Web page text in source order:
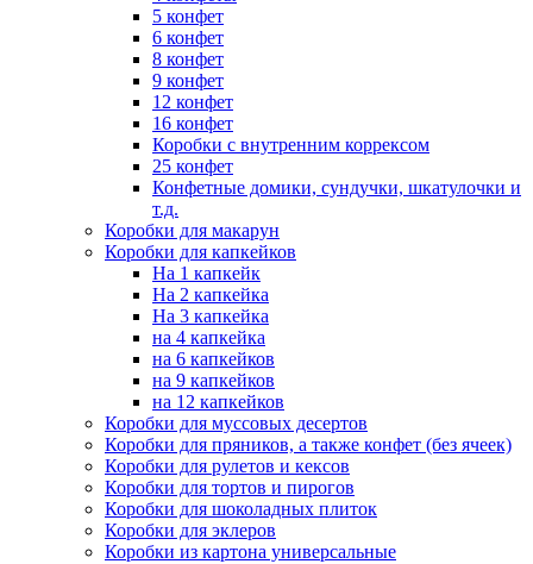
5 конфет
6 конфет
8 конфет
9 конфет
12 конфет
16 конфет
Коробки с внутренним коррексом
25 конфет
Конфетные домики, сундучки, шкатулочки и
т.д.
Коробки для макарун
Коробки для капкейков
На 1 капкейк
На 2 капкейка
На 3 капкейка
на 4 капкейка
на 6 капкейков
на 9 капкейков
на 12 капкейков
Коробки для муссовых десертов
Коробки для пряников, а также конфет (без ячеек)
Коробки для рулетов и кексов
Коробки для тортов и пирогов
Коробки для шоколадных плиток
Коробки для эклеров
Коробки из картона универсальные